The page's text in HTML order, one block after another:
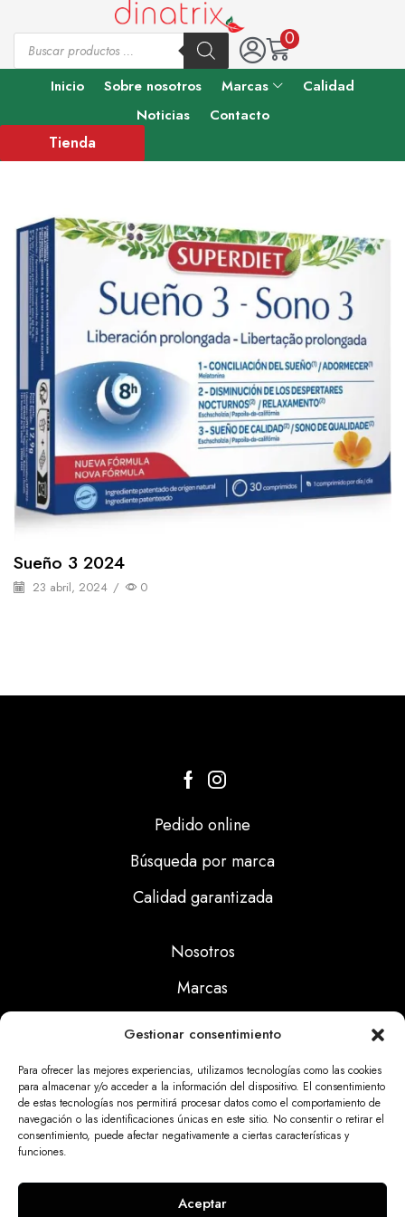
Gestionar consentimiento
Para ofrecer las mejores experiencias, utilizamos tecnologías como las cookies
para almacenar y/o acceder a la información del dispositivo. El consentimiento
de estas tecnologías nos permitirá procesar datos como el comportamiento de
navegación o las identificaciones únicas en este sitio. No consentir o retirar el
consentimiento, puede afectar negativamente a ciertas características y
funciones.
Aceptar
0
Inicio Sobre nosotros Marcas
Calidad
Noticias
Contacto
Tienda
Sueño 3 2024
23 abril, 2024 / 0
Pedido online
Búsqueda por marca
Calidad garantizada
Nosotros
Marcas
Noticias
Aviso Legal
Politicas Cookies